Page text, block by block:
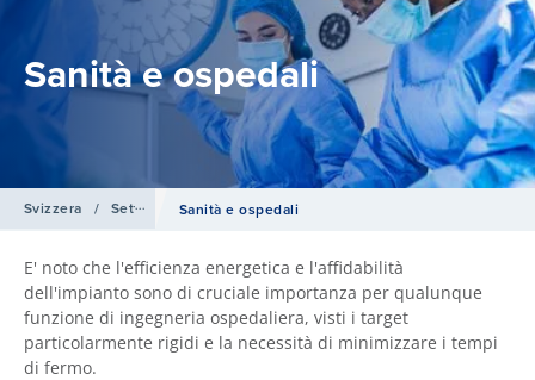
Sanità e ospedali
Svizzera / Settori industrialiSanità e ospedali
E' noto che l'efficienza energetica e l'affidabilità
dell'impianto sono di cruciale importanza per qualunque
funzione di ingegneria ospedaliera, visti i target
particolarmente rigidi e la necessità di minimizzare i tempi
di fermo.